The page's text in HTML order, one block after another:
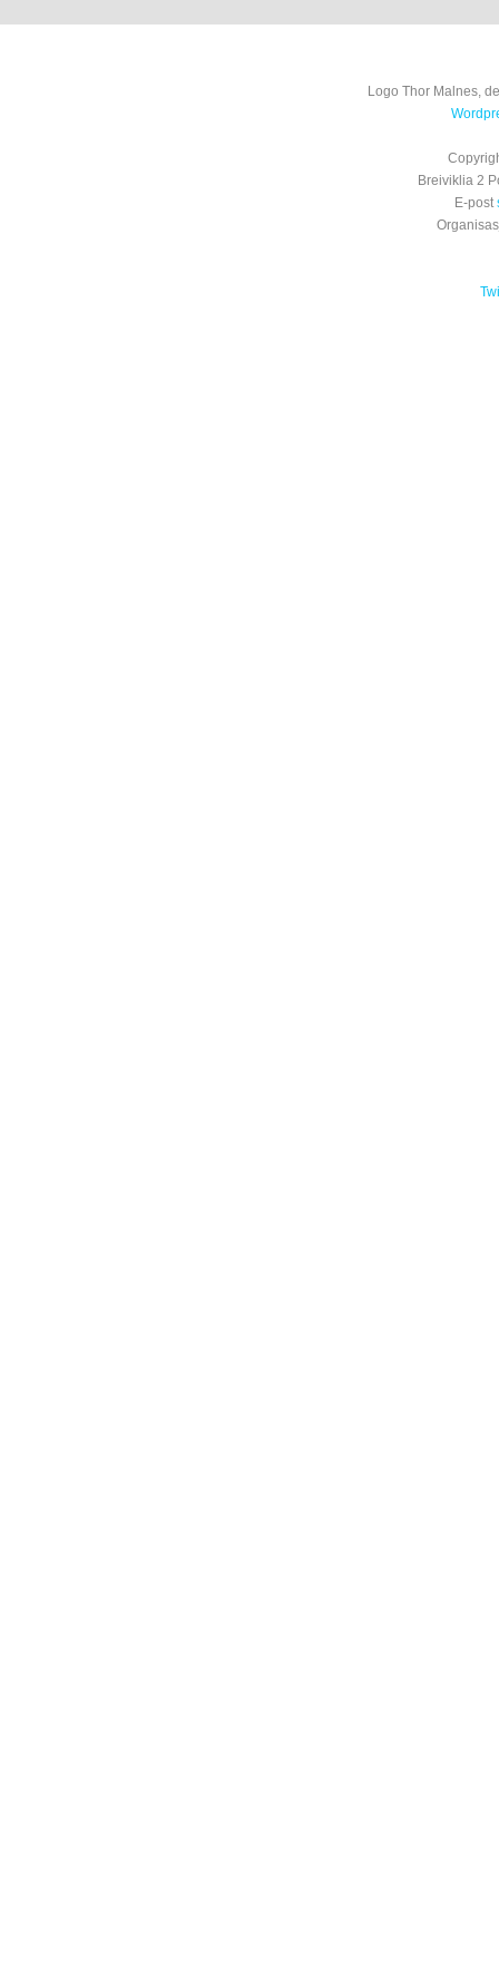
Logo Thor Malnes,
Breiviklia 2
E-post